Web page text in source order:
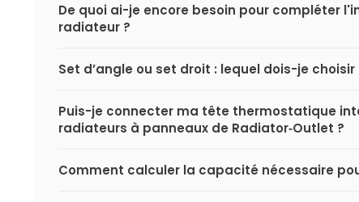
De quoi ai-je encore besoin pour compléter
radiateur ?
Set d’angle ou set droit : lequel dois-je choisir
Puis-je connecter ma tête thermostatique
radiateurs à panneaux de Radiator‑Outlet ?
Comment calculer la capacité nécessaire